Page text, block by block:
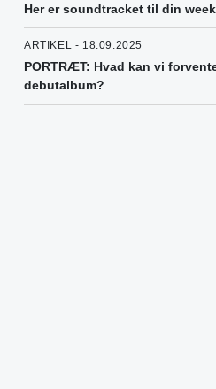
Her er soundtracket til din
ARTIKEL - 18.09.2025
PORTRÆT: Hvad kan vi
debutalbum?